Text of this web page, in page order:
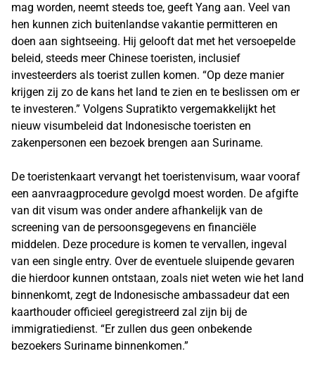
mag worden, neemt steeds toe, geeft Yang aan. Veel van
hen kunnen zich buitenlandse vakantie permitteren en
doen aan sightseeing. Hij gelooft dat met het versoepelde
beleid, steeds meer Chinese toeristen, inclusief
investeerders als toerist zullen komen. “Op deze manier
krijgen zij zo de kans het land te zien en te beslissen om er
te investeren.” Volgens Supratikto vergemakkelijkt het
nieuw visumbeleid dat Indonesische toeristen en
zakenpersonen een bezoek brengen aan Suriname.
De toeristenkaart vervangt het toeristenvisum, waar vooraf
een aanvraagprocedure gevolgd moest worden. De afgifte
van dit visum was onder andere afhankelijk van de
screening van de persoonsgegevens en financiële
middelen. Deze procedure is komen te vervallen, ingeval
van een single entry. Over de eventuele sluipende gevaren
die hierdoor kunnen ontstaan, zoals niet weten wie het land
binnenkomt, zegt de Indonesische ambassadeur dat een
kaarthouder officieel geregistreerd zal zijn bij de
immigratiedienst. “Er zullen dus geen onbekende
bezoekers Suriname binnenkomen.”